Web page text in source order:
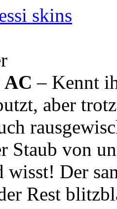
skins
AC – Kennt
aber
Staub von
wisst! Der
Rest